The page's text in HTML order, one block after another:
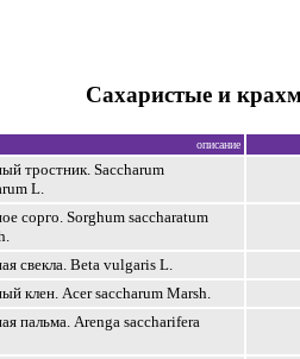
Сахаристые и
описание
тростник. Saccharum
L.
сорго. Sorghum saccharatum
свекла. Beta vulgaris L.
клен. Acer saccharum Marsh.
пальма. Arenga saccharifera